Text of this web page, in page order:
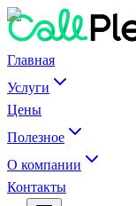
Главная
Услуги
Цены
Полезное
О компании
Контакты